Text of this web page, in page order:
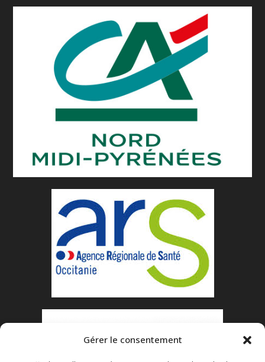
Gérer le consentement